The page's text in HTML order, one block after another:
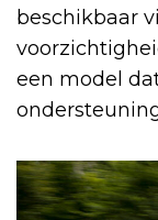
beschikbaar
een model